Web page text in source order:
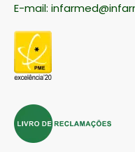
E-mail: